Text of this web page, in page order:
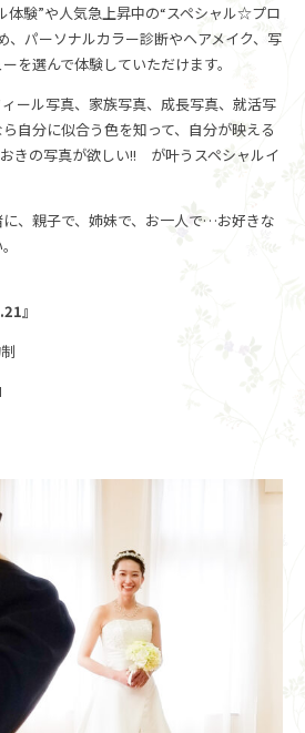
体験”や人気急上昇中の“スペシャル☆プロ
、パーソナルカラー診断やヘアメイク、写
を選んで体験していただけます。
ール写真、家族写真、成長写真、就活写
自分に似合う色を知って、自分が映える
きの写真が欲しい!! が叶うスペシャルイ
、親子で、姉妹で、お一人で…お好きな
』